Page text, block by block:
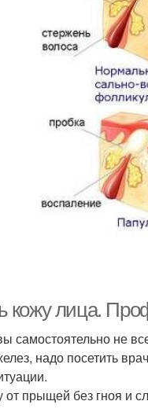
кожу лица.
самостоятельно не
надо посетить
от прыщей без гноя и